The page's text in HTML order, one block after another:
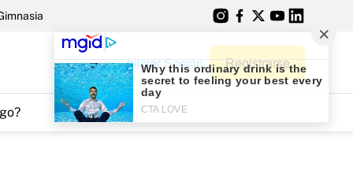
Iniciar Sesión Registrarse